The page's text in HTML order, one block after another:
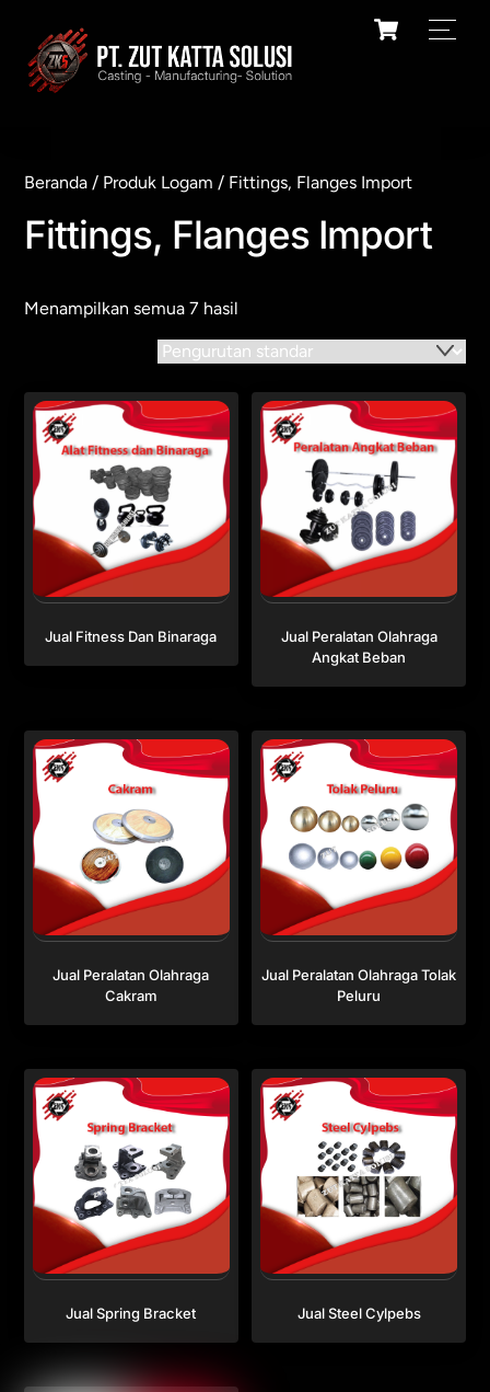
content
Cart
Beranda / Produk Logam / Fittings, Flanges Import
Fittings, Flanges Import
Menampilkan semua 7 hasil
Jual Fitness Dan Binaraga
Jual Peralatan Olahraga
Angkat Beban
Jual Peralatan Olahraga
Cakram
Jual Peralatan Olahraga Tolak
Peluru
Jual Spring Bracket Jual Steel Cylpebs